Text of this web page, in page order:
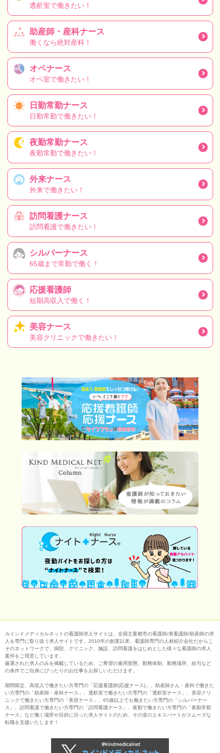
透析室で働きたい！
助産師・産科ナース
働くなら絶対産科！
オペナース
オペ室で働きたい！
日勤常勤ナース
日勤常勤で働きたい！
夜勤常勤ナース
夜勤常勤で働きたい！
外来ナース
外来で働きたい！
訪問看護ナース
訪問看護で働きたい！
シルバーナース
65歳まで常勤で働く！
応援看護師
短期高収入で働く！
美容ナース
美容クリニックで働きたい！
カインドメディカルネットの看護師求人サイトは、全国主要都市の看護師/准看護師/助産師の求
人を専門に取り扱う求人サイトです。2010年の創業以来、看護師専門の人材紹介会社だからこ
そのネットワークで、病院、クリニック、施設、訪問看護をはじめとした様々な看護師の求人
案件をご用意しています。
厳選された求人のみを掲載しているため、ご希望の雇用形態、勤務体制、勤務場所、給与など
の条件でご自身にぴったりのお仕事をお探しいただけます。
期間限定、高収入で働きたい方専門の「応援看護師(応援ナース)」、助産師さん・産科で働きた
い方専門の「助産師・産科ナース」、透析室で働きたい方専門の「透析室ナース」、美容クリ
ニックで働きたい方専門の「美容ナース」、65歳以上でも働きたい方専門の「シルバーナー
ス」、訪問看護で働きたい方専門の「訪問看護ナース」、夜勤で働きたい方専門の「夜勤常勤
ナース」など働く場所や目的に沿った求人サイトのため、その道のエキスパートがスムーズな
転職を支援いたします！